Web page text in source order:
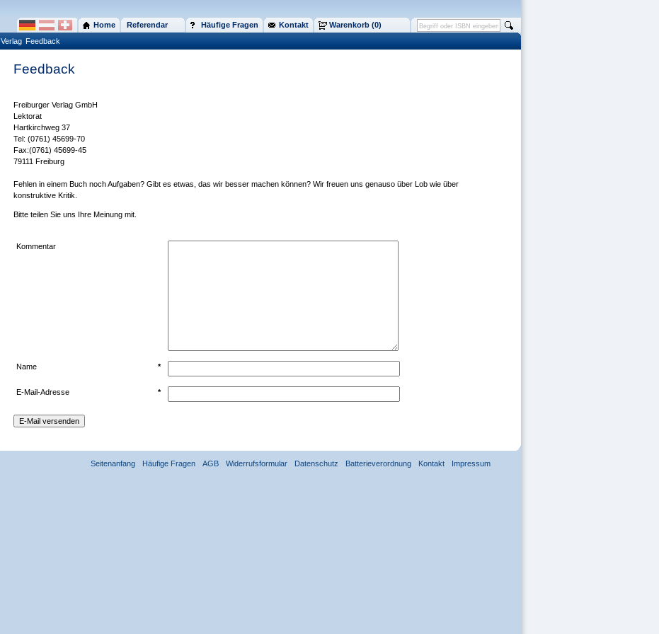
Home Referendar Häufige Fragen Kontakt
Warenkorb (0)
Verlag Feedback
Feedback
Freiburger Verlag GmbH
Lektorat
Hartkirchweg 37
Tel: (0761) 45699-70
Fax:(0761) 45699-45
79111 Freiburg
Fehlen in einem Buch noch Aufgaben? Gibt es etwas, das wir besser machen können? Wir freuen uns genauso über Lob wie über
konstruktive Kritik.
Bitte teilen Sie uns Ihre Meinung mit.
Kommentar
*
Name
*
E-Mail-Adresse
Seitenanfang Häufige Fragen AGB Widerrufsformular Datenschutz Batterieverordnung Kontakt Impressum